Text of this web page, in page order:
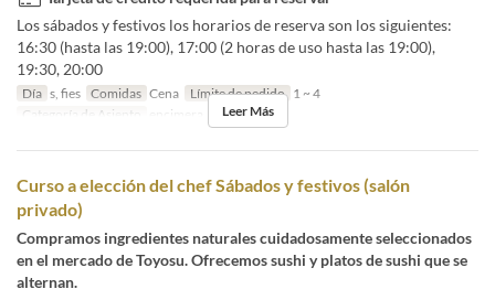
Los sábados y festivos los horarios de reserva son los siguientes:
16:30 (hasta las 19:00), 17:00 (2 horas de uso hasta las 19:00),
19:30, 20:00
Día s, fies Comidas Cena Límite de pedido 1 ~ 4
Categoría de Asiento
encimera Leer Más
Curso a elección del chef Sábados y festivos (salón
privado)
Compramos ingredientes naturales cuidadosamente seleccionados
en el mercado de Toyosu. Ofrecemos sushi y platos de sushi que se
alternan.